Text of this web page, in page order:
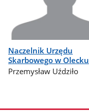
Naczelnik Urzędu
Skarbowego w Olecku
Przemysław Uździło